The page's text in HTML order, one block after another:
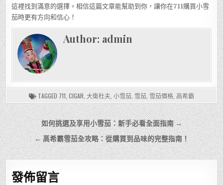
這裡找到滿意的選擇。相信這篇文章能幫助到你，讓你在711購買小雪
茄時更有方向和信心！
Author: admin
TAGGED 711 CIGAR 大衛杜夫 小雪茄 雪茄 雪茄價格 高希霸
文
章
導
覽
如何挑選及享用小雪茄：新手必看全面指南 →
← 高希霸雪茄全攻略：從購買到品味的完整指南！
發佈留言